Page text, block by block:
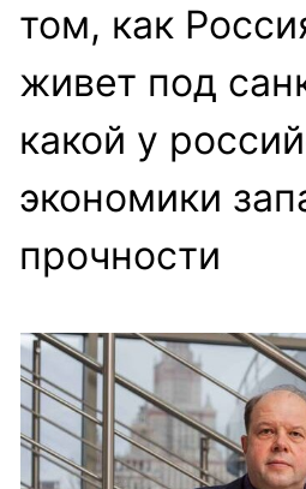
том, как
живет под
какой у
экономики
прочности